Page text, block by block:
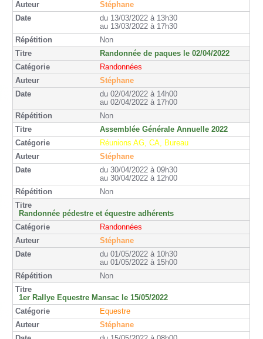
Stéphane
du 13/03/2022 à 13h30
au 13/03/2022 à 17h30
Non
Randonnée de paques le 02/04/2022
Randonnées
Stéphane
du 02/04/2022 à 14h00
au 02/04/2022 à 17h00
Non
Assemblée Générale Annuelle 2022
Réunions AG, CA, Bureau
Stéphane
du 30/04/2022 à 09h30
au 30/04/2022 à 12h00
Non
Randonnée pédestre et équestre adhérents
Randonnées
Stéphane
du 01/05/2022 à 10h30
au 01/05/2022 à 15h00
Non
1er Rallye Equestre Mansac le 15/05/2022
Equestre
Stéphane